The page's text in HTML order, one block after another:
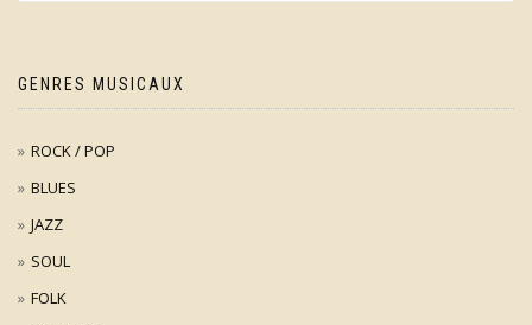
GENRES MUSICAUX
ROCK / POP
BLUES
JAZZ
SOUL
FOLK